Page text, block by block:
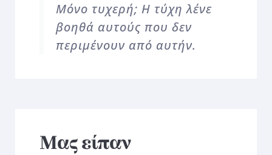
Μόνο τυχερή; Η τύχη λένε
βοηθά αυτούς που δεν
περιμένουν από αυτήν.
Μας είπαν